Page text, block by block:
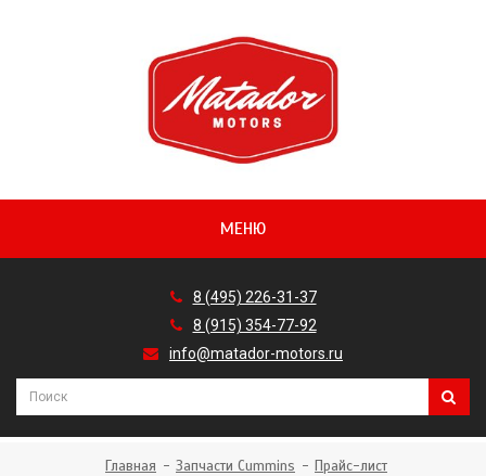
МЕНЮ
8 (495) 226-31-37
8 (915) 354-77-92
info@matador-motors.ru
Главная Запчасти Cummins Прайс-лист